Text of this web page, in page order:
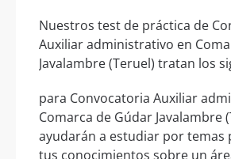
Nuestros test de práctica de
Auxiliar administrativo en
Javalambre (Teruel) tratan los
para Convocatoria Auxiliar
Comarca de Gúdar Javalambre
ayudarán a estudiar por
tus conocimientos sobre un